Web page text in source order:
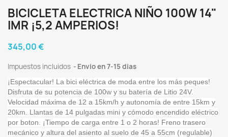
BICICLETA ELECTRICA NIÑO 100W 14"
IMR ¡5,2 AMPERIOS!
345,00 €
Impuestos incluidos Envio en 7-15 dias
¡Espectacular! La bici eléctrica de moda entre los más peques!
Disfruta de su potencia de 100w y su batería de Litio 24V.
Velocidad máxima de 12 a 15km/h y autonomía de entre 15km y
20km. Llantas de 14 pulgadas mini y cómodo encendido eléctrico
por boton. ¡Tiempo de carga entre 1 o 2 horas! Freno trasero
mecánico y altura del asiento al suelo de 45 a 55cm (regulable)